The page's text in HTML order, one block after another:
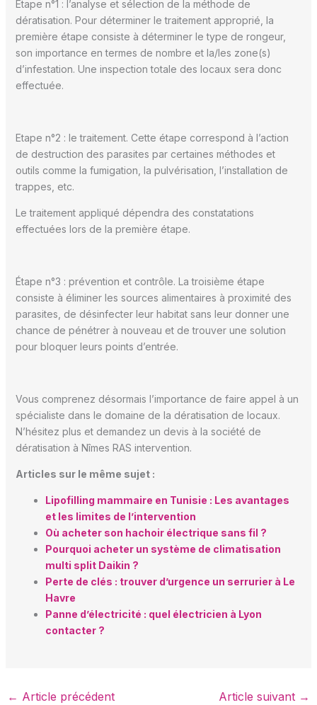
Étape n°1 : l’analyse et sélection de la méthode de
dératisation. Pour déterminer le traitement approprié, la
première étape consiste à déterminer le type de rongeur,
son importance en termes de nombre et la/les zone(s)
d’infestation. Une inspection totale des locaux sera donc
effectuée.
Etape n°2 : le traitement. Cette étape correspond à l’action
de destruction des parasites par certaines méthodes et
outils comme la fumigation, la pulvérisation, l’installation de
trappes, etc.
Le traitement appliqué dépendra des constatations
effectuées lors de la première étape.
Étape n°3 : prévention et contrôle. La troisième étape
consiste à éliminer les sources alimentaires à proximité des
parasites, de désinfecter leur habitat sans leur donner une
chance de pénétrer à nouveau et de trouver une solution
pour bloquer leurs points d’entrée.
Vous comprenez désormais l’importance de faire appel à un
spécialiste dans le domaine de la dératisation de locaux.
N’hésitez plus et demandez un devis à la société de
dératisation à Nîmes RAS intervention.
Articles sur le même sujet :
Lipofilling mammaire en Tunisie : Les avantages
et les limites de l’intervention
Où acheter son hachoir électrique sans fil ?
Pourquoi acheter un système de climatisation
multi split Daikin ?
Perte de clés : trouver d’urgence un serrurier à Le
Havre
Panne d’électricité : quel électricien à Lyon
contacter ?
← Article précédent Article suivant →